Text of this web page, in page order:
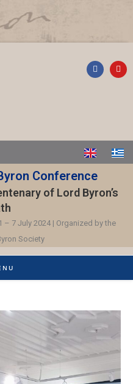
Conference
of Lord Byron’s
7 July 2024 | Organized by the
Society